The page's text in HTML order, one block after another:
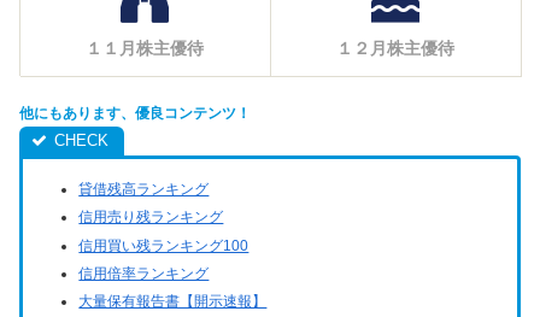
１１月株主優待 １２月株主優待
他にもあります、優良コンテンツ！
貸借残高ランキング
信用売り残ランキング
信用買い残ランキング100
信用倍率ランキング
大量保有報告書【開示速報】